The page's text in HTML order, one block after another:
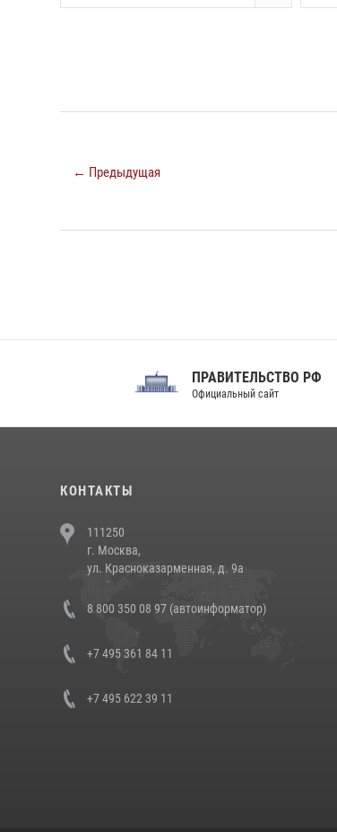
← Предыдущая
ПРАВИТЕЛЬСТВО РФ
Официальный сайт
КОНТАКТЫ
111250
г. Москва,
ул. Красноказарменная, д. 9а
8 800 350 08 97 (автоинформатор)
+7 495 361 84 11
+7 495 622 39 11